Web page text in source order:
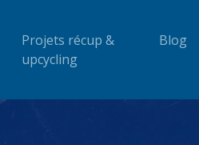
Projets récup &
upcycling
Blog